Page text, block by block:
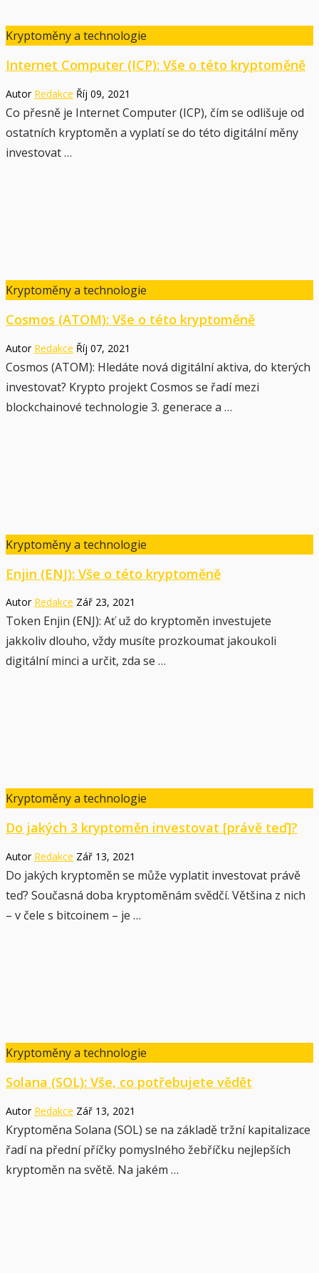
Kryptoměny a technologie
Internet Computer (ICP): Vše o této kryptoměně
Autor Redakce Říj 09, 2021
Co přesně je Internet Computer (ICP), čím se odlišuje od
ostatních kryptoměn a vyplatí se do této digitální měny
investovat …
Kryptoměny a technologie
Cosmos (ATOM): Vše o této kryptoměně
Autor Redakce Říj 07, 2021
Cosmos (ATOM): Hledáte nová digitální aktiva, do kterých
investovat? Krypto projekt Cosmos se řadí mezi
blockchainové technologie 3. generace a …
Kryptoměny a technologie
Enjin (ENJ): Vše o této kryptoměně
Autor Redakce Zář 23, 2021
Token Enjin (ENJ): Ať už do kryptoměn investujete
jakkoliv dlouho, vždy musíte prozkoumat jakoukoli
digitální minci a určit, zda se …
Kryptoměny a technologie
Do jakých 3 kryptoměn investovat [právě teď]?
Autor Redakce Zář 13, 2021
Do jakých kryptoměn se může vyplatit investovat právě
teď? Současná doba kryptoměnám svědčí. Většina z nich
– v čele s bitcoinem – je …
Kryptoměny a technologie
Solana (SOL): Vše, co potřebujete vědět
Autor Redakce Zář 13, 2021
Kryptoměna Solana (SOL) se na základě tržní kapitalizace
řadí na přední příčky pomyslného žebříčku nejlepších
kryptoměn na světě. Na jakém …